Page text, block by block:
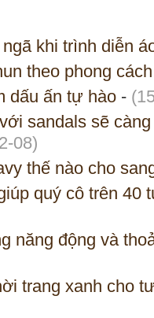
khi trình diễn
theo phong
dấu ấn tự hào -
sandals sẽ
08)
thế nào cho
quý cô trên 40
năng động và
trang xanh cho